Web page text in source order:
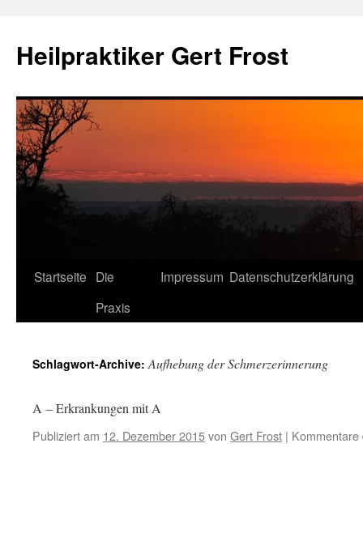
Heilpraktiker Gert Frost
Zum
Startseite Die
Praxis
Impressum Datenschutzerklärung
Schlagwort-Archive:Aufhebung der Schmerzerinnerung
A – Erkrankungen mit A
Publiziert am 12. Dezember 2015von Gert Frost | Kommentare